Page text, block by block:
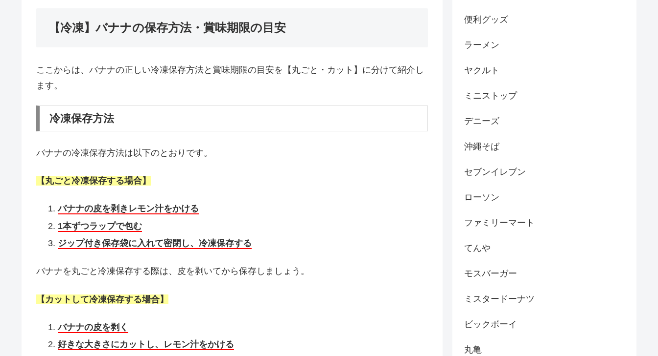
【冷凍】バナナの保存方法・賞味期限の目安
ここからは、バナナの正しい冷凍保存方法と賞味期限の目安を【丸ごと・カット】に分けて紹介し
ます。
冷凍保存方法
バナナの冷凍保存方法は以下のとおりです。
【丸ごと冷凍保存する場合】
バナナの皮を剥きレモン汁をかける
1本ずつラップで包む
ジップ付き保存袋に入れて密閉し、冷凍保存する
バナナを丸ごと冷凍保存する際は、皮を剥いてから保存しましょう。
【カットして冷凍保存する場合】
バナナの皮を剥く
好きな大きさにカットし、レモン汁をかける
便利グッズ
ラーメン
ヤクルト
ミニストップ
デニーズ
沖縄そば
セブンイレブン
ローソン
ファミリーマート
てんや
モスバーガー
ミスタードーナツ
ビックボーイ
丸亀